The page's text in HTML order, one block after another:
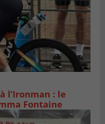
l’Ironman : le
Fontaine